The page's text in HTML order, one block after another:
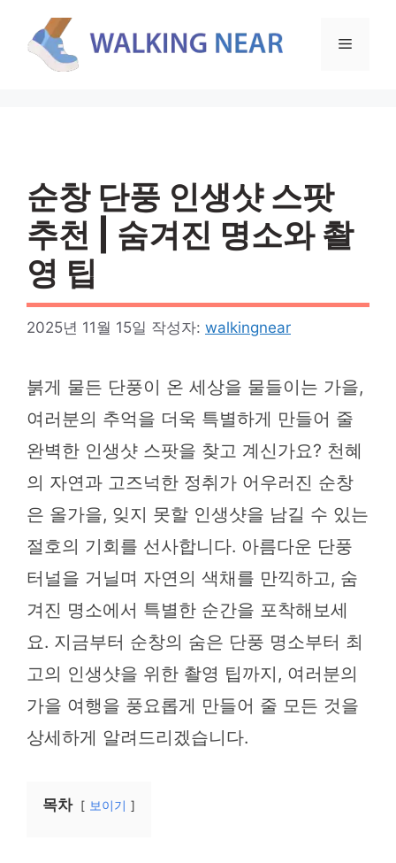
메
순창 단풍 인생샷 스팟
추천 | 숨겨진 명소와 촬
영 팁
2025년 11월 15일 작성자: walkingnear
붉게 물든 단풍이 온 세상을 물들이는 가을,
여러분의 추억을 더욱 특별하게 만들어 줄
완벽한 인생샷 스팟을 찾고 계신가요? 천혜
의 자연과 고즈넉한 정취가 어우러진 순창
은 올가을, 잊지 못할 인생샷을 남길 수 있는
절호의 기회를 선사합니다. 아름다운 단풍
터널을 거닐며 자연의 색채를 만끽하고, 숨
겨진 명소에서 특별한 순간을 포착해보세
요. 지금부터 순창의 숨은 단풍 명소부터 최
고의 인생샷을 위한 촬영 팁까지, 여러분의
가을 여행을 풍요롭게 만들어 줄 모든 것을
상세하게 알려드리겠습니다.
목차 보이기